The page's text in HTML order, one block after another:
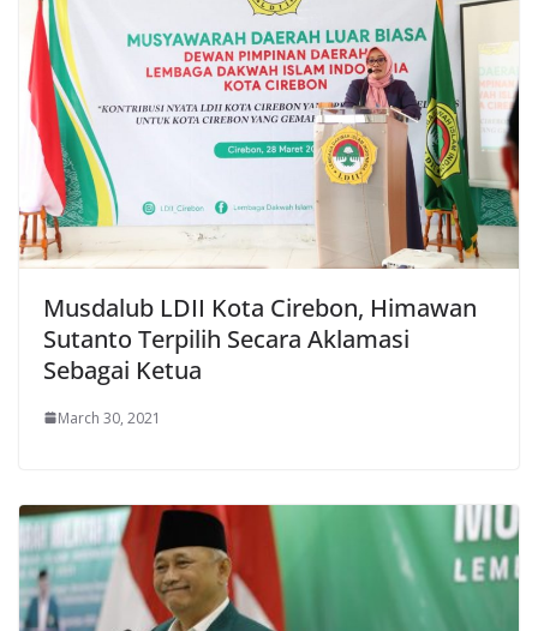
Musdalub LDII Kota Cirebon, Himawan
Sutanto Terpilih Secara Aklamasi
Sebagai Ketua
March 30, 2021